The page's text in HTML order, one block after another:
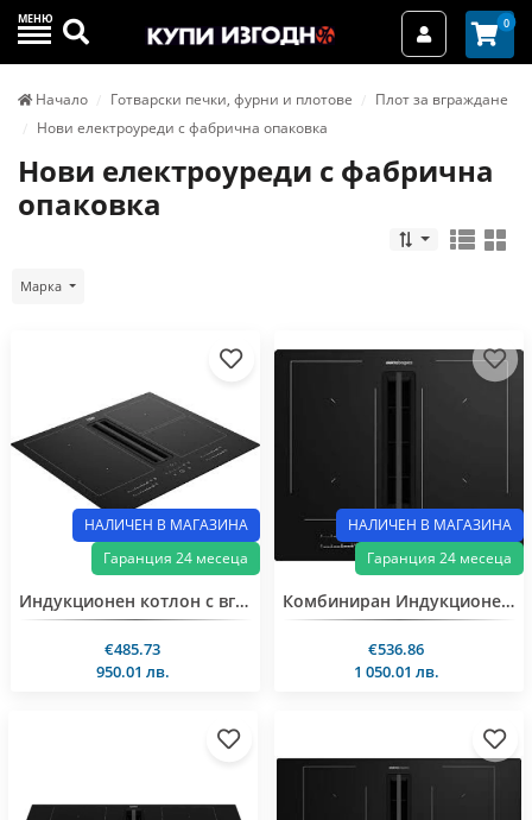
МЕНЮ Търси Вход / 0
Начало Готварски печки, фурни и плотове
Плот за вграждане
Нови електроуреди с фабрична опаковка
Нови електроуреди с фабрична
опаковка
Марка
НАЛИЧЕН В МАГАЗИНА
Гаранция 24 месеца
Индукционен котлон с вграден аспиратор Beko HIXI 64700 UF 60см Таймер
€485.73
950.01 лв.
НАЛИЧЕН В МАГАЗИНА
Гаранция 24 месеца
Комбиниран Индукционен плот с вграден абсорбатор BEKO MDI 6712
€536.86
1 050.01 лв.